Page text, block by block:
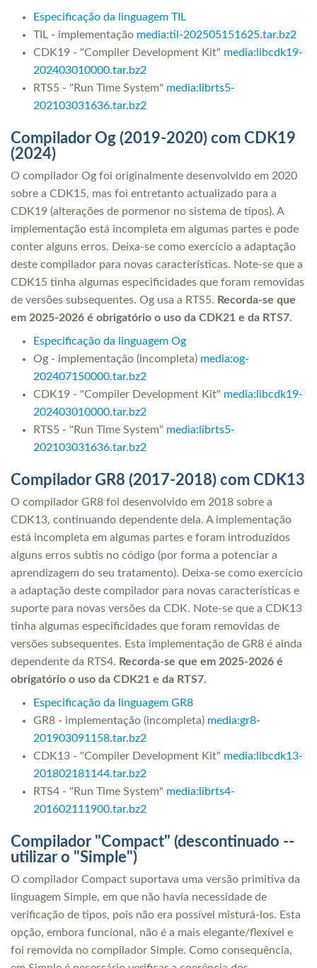
Especificação da linguagem TIL
TIL - implementação media:til-202505151625.tar.bz2
CDK19 - "Compiler Development Kit" media:libcdk19-
202403010000.tar.bz2
RTS5 - "Run Time System" media:librts5-
202103031636.tar.bz2
Compilador Og (2019-2020) com CDK19
(2024)
O compilador Og foi originalmente desenvolvido em 2020
sobre a CDK15, mas foi entretanto actualizado para a
CDK19 (alterações de pormenor no sistema de tipos). A
implementação está incompleta em algumas partes e pode
conter alguns erros. Deixa-se como exercício a adaptação
deste compilador para novas características. Note-se que a
CDK15 tinha algumas especificidades que foram removidas
de versões subsequentes. Og usa a RTS5. Recorda-se que
em 2025-2026 é obrigatório o uso da CDK21 e da RTS7.
Especificação da linguagem Og
Og - implementação (incompleta) media:og-
202407150000.tar.bz2
CDK19 - "Compiler Development Kit" media:libcdk19-
202403010000.tar.bz2
RTS5 - "Run Time System" media:librts5-
202103031636.tar.bz2
Compilador GR8 (2017-2018) com CDK13
O compilador GR8 foi desenvolvido em 2018 sobre a
CDK13, continuando dependente dela. A implementação
está incompleta em algumas partes e foram introduzidos
alguns erros subtis no código (por forma a potenciar a
aprendizagem do seu tratamento). Deixa-se como exercício
a adaptação deste compilador para novas características e
suporte para novas versões da CDK. Note-se que a CDK13
tinha algumas especificidades que foram removidas de
versões subsequentes. Esta implementação de GR8 é ainda
dependente da RTS4. Recorda-se que em 2025-2026 é
obrigatório o uso da CDK21 e da RTS7.
Especificação da linguagem GR8
GR8 - implementação (incompleta) media:gr8-
201903091158.tar.bz2
CDK13 - "Compiler Development Kit" media:libcdk13-
201802181144.tar.bz2
RTS4 - "Run Time System" media:librts4-
201602111900.tar.bz2
Compilador "Compact" (descontinuado --
utilizar o "Simple")
O compilador Compact suportava uma versão primitiva da
linguagem Simple, em que não havia necessidade de
verificação de tipos, pois não era possível misturá-los. Esta
opção, embora funcional, não é a mais elegante/flexível e
foi removida no compilador Simple. Como consequência,